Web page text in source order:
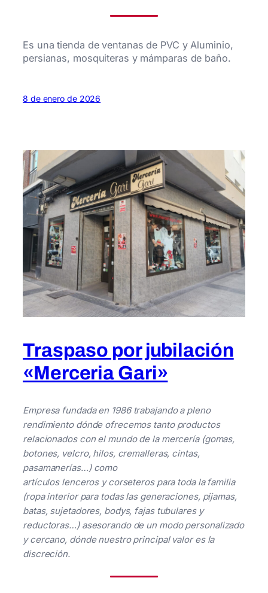
Es una tienda de ventanas de PVC y Aluminio,
persianas, mosquiteras y mámparas de baño.
8 de enero de 2026
Traspaso por jubilación
«Merceria Gari»
Empresa fundada en 1986 trabajando a pleno
rendimiento dónde ofrecemos tanto productos
relacionados con el mundo de la mercería (gomas,
botones, velcro, hilos, cremalleras, cintas,
pasamanerías…) como
artículos lenceros y corseteros para toda la familia
(ropa interior para todas las generaciones, pijamas,
batas, sujetadores, bodys, fajas tubulares y
reductoras…) asesorando de un modo personalizado
y cercano, dónde nuestro principal valor es la
discreción.